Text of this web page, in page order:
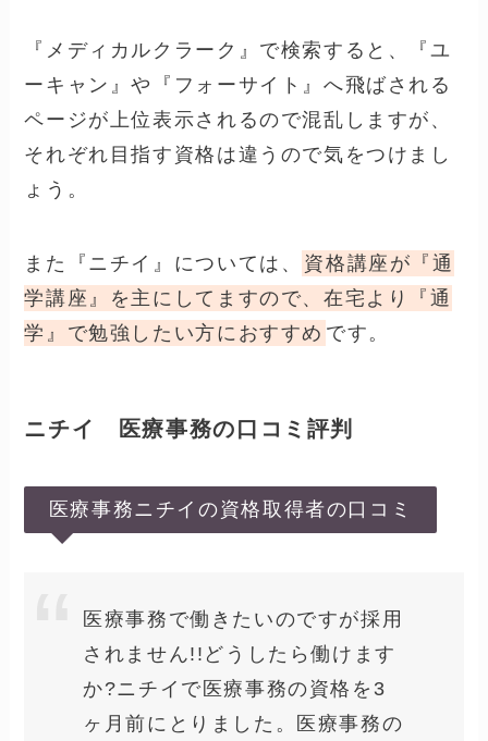
『メディカルクラーク』で検索すると、『ユ
ーキャン』や『フォーサイト』へ飛ばされる
ページが上位表示されるので混乱しますが、
それぞれ目指す資格は違うので気をつけまし
ょう。
また『ニチイ』については、
資格講座が『通
学講座』を主にしてますので、在宅より『通
学』で勉強したい方におすすめ です。
ニチイ 医療事務の口コミ評判
医療事務ニチイの資格取得者の口コミ
医療事務で働きたいのですが採用
されません!!どうしたら働けます
か?ニチイで医療事務の資格を3
ヶ月前にとりました。医療事務の